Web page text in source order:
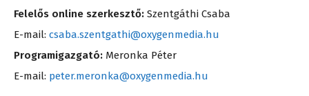
Felelős online szerkesztő: Szentgáthi Csaba
E-mail: csaba.szentgathi@oxygenmedia.hu
Programigazgató: Meronka Péter
E-mail: peter.meronka@oxygenmedia.hu